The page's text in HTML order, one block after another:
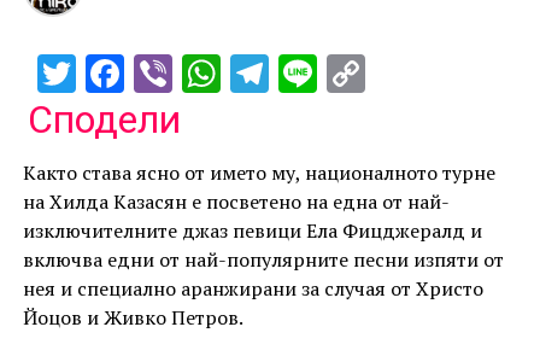
TwitterFacebook
ViberWhatsApp
Telegram
Line
Сподели
Както става ясно от името му, националното турне
на Хилда Казасян е посветено на една от най-
изключителните джаз певици Ела Фицджералд и
включва едни от най-популярните песни изпяти от
нея и специално аранжирани за случая от Христо
Йоцов и Живко Петров.